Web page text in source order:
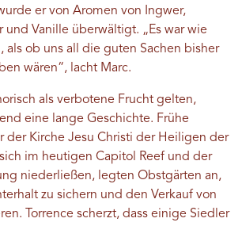
er von Aromen von Ingwer,
und Vanille überwältigt. „Es war wie
als ob uns all die guten Sachen bisher
wären“, lacht Marc.
als verbotene Frucht gelten,
eine lange Geschichte. Frühe
der Kirche Jesu Christi der Heiligen der
im heutigen Capitol Reef und der
niederließen, legten Obstgärten an,
zu sichern und den Verkauf von
Torrence scherzt, dass einige Siedler